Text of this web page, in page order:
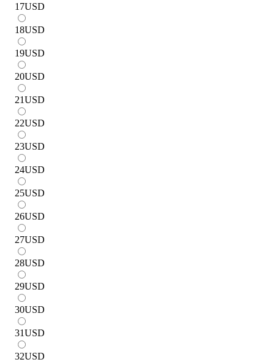
17USD
18USD
19USD
20USD
21USD
22USD
23USD
24USD
25USD
26USD
27USD
28USD
29USD
30USD
31USD
32USD